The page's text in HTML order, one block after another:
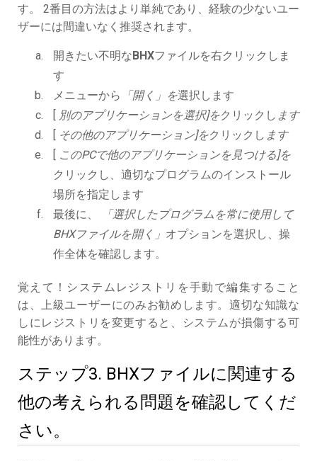
す。 2番目の方法はより単純であり、経験の少ないユー
ザーには間違いなく推奨されます。
開きたい不明なBHXファイルを右クリックしま
す
メニューから
「開く」を選択します
[ 別のアプリケーションを選択]をクリックし ます
[ その他のアプリケーション]をクリックし ます
[ このPCで他のアプリケーションを見つける]を
クリックし、適切なプログラムのインストール
場所を指定します
最後に、
「選択したプログラムを常に使用して
BHXファイルを開く」 オプションを選択し、操
作全体を確認します。
覚えて！システムレジストリを手動で編集すること
は、上級ユーザーにのみお勧めします。適切な知識な
しにレジストリを変更すると、システムが損傷する可
能性があります。
ステップ3. BHXファイルに関連する
他の考えられる問題を確認してくだ
さい。